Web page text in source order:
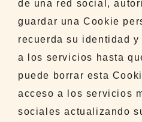
de una red social,
guardar una Cookie
recuerda su identidad
a los servicios hasta
puede borrar esta
acceso a los servicios
sociales actualizando